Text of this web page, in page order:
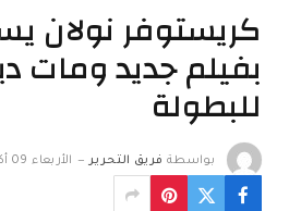
كريستوفر نولان
بفيلم جديد ومات
للبطولة
بواسطة فريق التحرير الأربعاء 09 أكتوبر 5:03 م